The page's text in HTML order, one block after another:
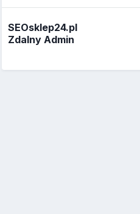
SEOsklep24.pl
Zdalny Admin